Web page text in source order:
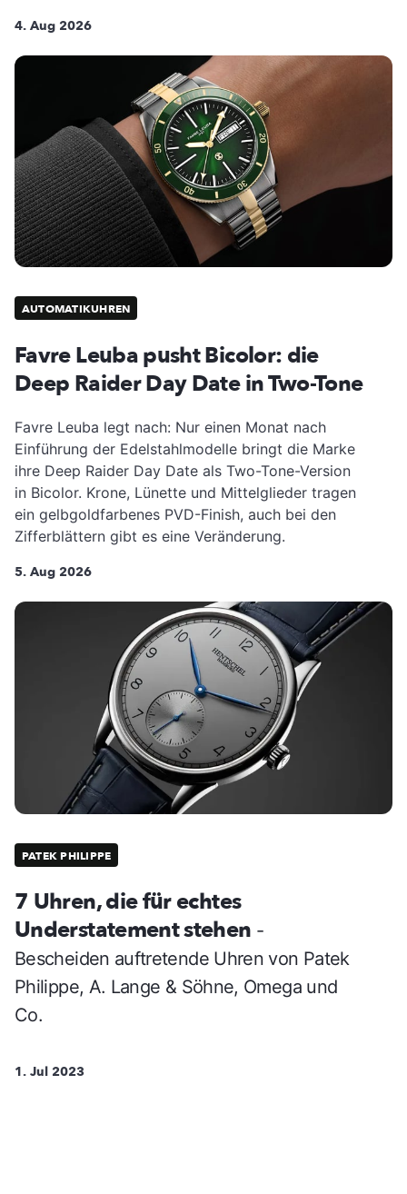
4. Aug 2026
AUTOMATIKUHREN
Favre Leuba pusht Bicolor: die
Deep Raider Day Date in Two-Tone
Favre Leuba legt nach: Nur einen Monat nach
Einführung der Edelstahlmodelle bringt die Marke
ihre Deep Raider Day Date als Two-Tone-Version
in Bicolor. Krone, Lünette und Mittelglieder tragen
ein gelbgoldfarbenes PVD-Finish, auch bei den
Zifferblättern gibt es eine Veränderung.
5. Aug 2026
PATEK PHILIPPE
7 Uhren, die für echtes
Understatement stehen -
Bescheiden auftretende Uhren von Patek
Philippe, A. Lange & Söhne, Omega und
Co.
1. Jul 2023